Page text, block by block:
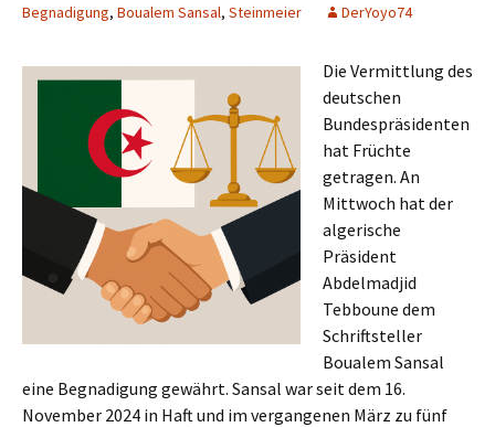
Begnadigung, Boualem Sansal, Steinmeier DerYoyo74
Die Vermittlung des
deutschen
Bundespräsidenten
hat Früchte
getragen. An
Mittwoch hat der
algerische
Präsident
Abdelmadjid
Tebboune dem
Schriftsteller
Boualem Sansal
eine Begnadigung gewährt. Sansal war seit dem 16.
November 2024 in Haft und im vergangenen März zu fünf